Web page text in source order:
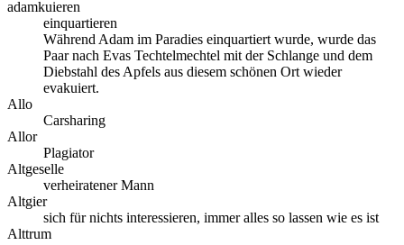
adamkuieren
einquartieren
Während Adam im Paradies einquartiert wurde, wurde das
Paar nach Evas Techtelmechtel mit der Schlange und dem
Diebstahl des Apfels aus diesem schönen Ort wieder
evakuiert.
Allo
Carsharing
Allor
Plagiator
Altgeselle
verheiratener Mann
Altgier
sich für nichts interessieren, immer alles so lassen wie es ist
Alttrum